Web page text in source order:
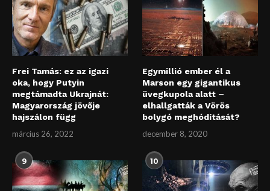
Frei Tamás: ez az igazi
oka, hogy Putyin
megtámadta Ukrajnát:
Magyarország jövője
hajszálon függ
március 26, 2022
Egymillió ember él a
Marson egy gigantikus
üvegkupola alatt –
elhallgatták a Vörös
bolygó meghódítását?
december 8, 2020
9 10